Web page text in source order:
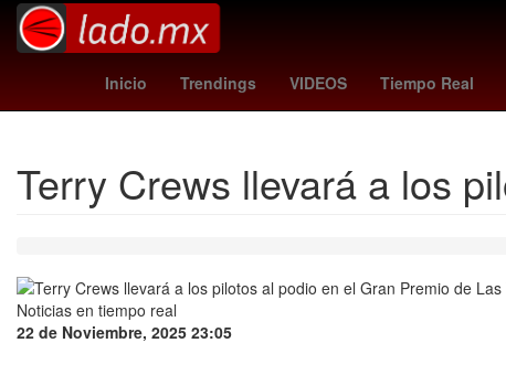
Inicio Trendings VIDEOS Tiempo Real
Gobierno Argentina
Terry Crews llevará a los
22 de Noviembre, 2025 23:05